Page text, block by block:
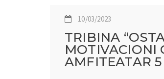
10/03/2023
TRIBINA
MOTIVACIONI
AMFITEATAR 5